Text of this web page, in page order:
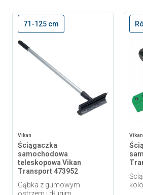
71-125 cm
Vikan
Ściągaczka
samochodowa
teleskopowa Vikan
Transport 473952
Gąbka z gumowym
Vikan